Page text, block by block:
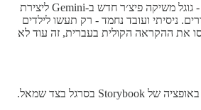
בדיוק בזמן לאוגוסט - גוגל משיקה פיצ׳ר חדש ב-Gemini ליצירת
ניסיתי ועובד נחמד - רק תעשו לילדים
את ההקראה הקולית בעברית, זה עוד לא